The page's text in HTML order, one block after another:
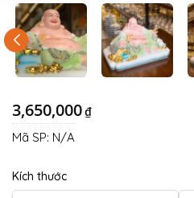
3,650,000₫
Kích thước
Mã SP: N/A